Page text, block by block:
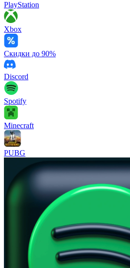
PlayStation
Xbox
Скидки до 90%
Discord
Spotify
Minecraft
PUBG